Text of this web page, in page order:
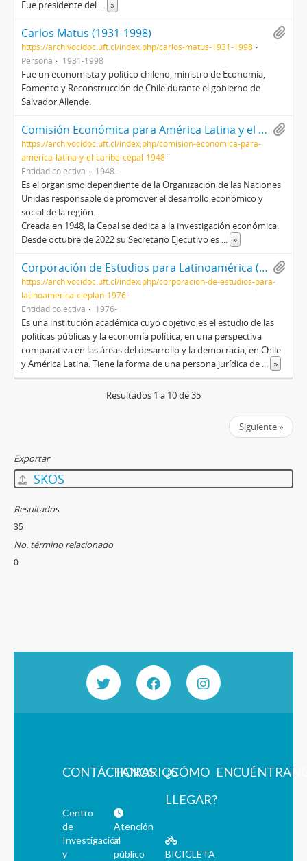
Fue presidente del ... »
Carlos Matus (1931-1998)
https://archivocidoc.uft.cl/index.php/carlos-matus-1931-1998
Persona
1931-1998
Fue un economista y político chileno, ministro de Economía,
Fomento y Reconstrucción de Chile durante el gobierno de
Salvador Allende.
Comisión Económica para América Latina y el Caribe (CEPAL) (1948-)
https://archivocidoc.uft.cl/index.php/comision-economica-para-
america-latina-y-el-caribe-cepal-1948
Entidad colectiva
1948-
Es el organismo dependiente de la Organización de las Naciones
Unidas responsable de promover el desarrollo económico y
social de la región.
Creada en 1948, la Cepal se dedica a la investigación económica.
Desde octubre de 2022 su Secretario Ejecutivo es ... »
Corporación de Estudios para Latinoamérica (CIEPLAN) (1976-)
https://archivocidoc.uft.cl/index.php/corporacion-de-estudios-para-
latinoamerica-cieplan-1976
Entidad colectiva
1976-
Es una institución académica cuyo objetivo es el estudio de las
políticas públicas y la economía política, en una perspectiva
comparativa en las áreas del desarrollo y la democracia, en Chile
y América Latina. Tiene la forma de una persona jurídica de ... »
Resultados 1 a 10 de 35
Siguiente »
Exportar
SKOS
Resultados
35
No. término relacionado
0
CONTÁCTANOS
Centro
de
Investigación
y
HORARIOS
Atención
al
público
¿CÓMO
LLEGAR?
BICICLETA